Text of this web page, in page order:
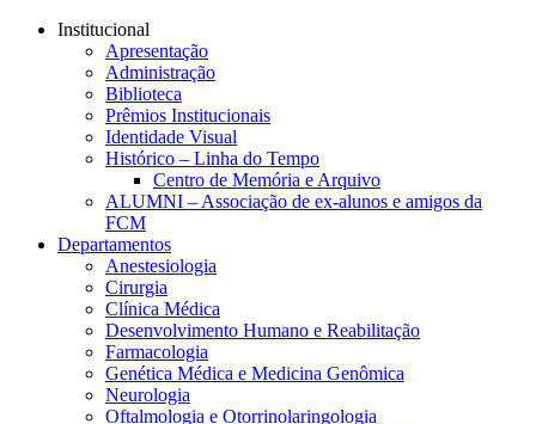
Conteúdo principal
Institucional
Apresentação
Administração
Biblioteca
Prêmios Institucionais
Identidade Visual
Histórico – Linha do Tempo
Centro de Memória e Arquivo
ALUMNI – Associação de ex-alunos e amigos da
FCM
Departamentos
Anestesiologia
Cirurgia
Clínica Médica
Desenvolvimento Humano e Reabilitação
Farmacologia
Genética Médica e Medicina Genômica
Neurologia
Oftalmologia e Otorrinolaringologia